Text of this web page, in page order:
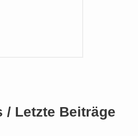
/ Letzte Beiträge